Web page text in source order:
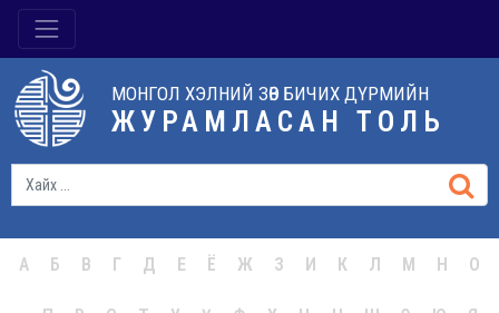
МОНГОЛ ХЭЛНИЙ ЗӨВ БИЧИХ ДҮРМИЙН
ЖУРАМЛАСАН ТОЛЬ
А Б В Г Д Е Ё Ж З И К Л М Н О